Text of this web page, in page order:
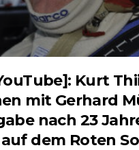
Kurt
mit Gerhard
nach 23
dem Roten